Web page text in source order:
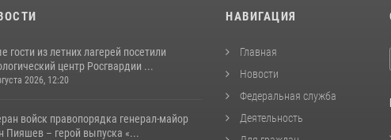
гости из летних лагерей посетили
центр Росгвардии ...
2026, 12:20
войск правопорядка генерал-майор
Пияшев – герой выпуска «...
НАВИГАЦИЯ
Главная
Новости
Федеральная служба
Деятельность